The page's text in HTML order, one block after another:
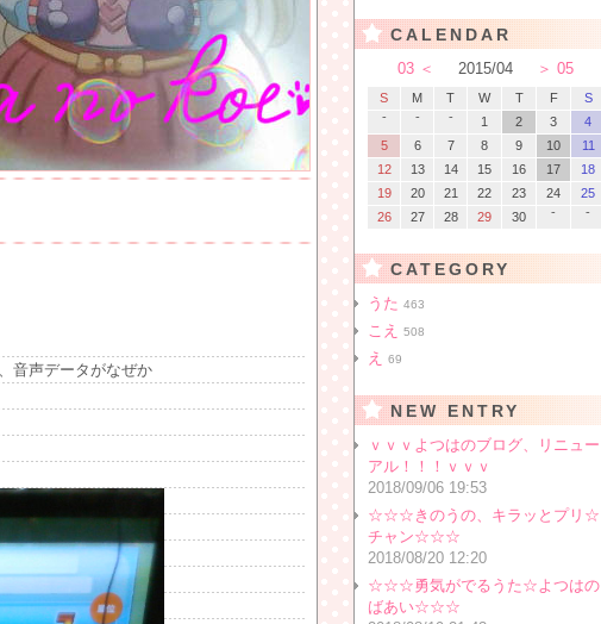
音声データがなぜか
CALENDAR
03 2015/04 05
S M T W T F
S
-
- - 1 2 3
4
5
6 7 8 9 10
11
12
13 14 15 16 17
18
19
20 21 22 23 24
25
26
27 28 29 30 - -
CATEGORY
うた 463
こえ 508
え 69
NEW ENTRY
ｖｖｖよつはのブログ、リニュー
アル！！！ｖｖｖ
2018/09/06 19:53
☆☆☆きのうの、キラッとプリ☆
チャン☆☆☆
2018/08/20 12:20
☆☆☆勇気がでるうた☆よつはの
ばあい☆☆☆